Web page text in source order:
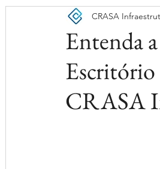
Entenda
Escritório
CRASA
CRASA